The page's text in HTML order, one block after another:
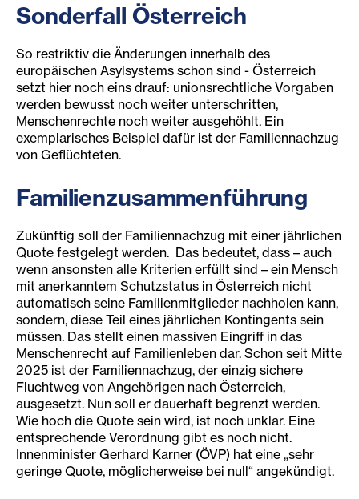
Sonderfall Österreich
So restriktiv die Änderungen innerhalb des
europäischen Asylsystems schon sind - Österreich
setzt hier noch eins drauf: unionsrechtliche Vorgaben
werden bewusst noch weiter unterschritten,
Menschenrechte noch weiter ausgehöhlt. Ein
exemplarisches Beispiel dafür ist der Familiennachzug
von Geflüchteten.
Familienzusammenführung
Zukünftig soll der Familiennachzug mit einer jährlichen
Quote festgelegt werden. Das bedeutet, dass – auch
wenn ansonsten alle Kriterien erfüllt sind – ein Mensch
mit anerkanntem Schutzstatus in Österreich nicht
automatisch seine Familienmitglieder nachholen kann,
sondern, diese Teil eines jährlichen Kontingents sein
müssen. Das stellt einen massiven Eingriff in das
Menschenrecht auf Familienleben dar. Schon seit Mitte
2025 ist der Familiennachzug, der einzig sichere
Fluchtweg von Angehörigen nach Österreich,
ausgesetzt. Nun soll er dauerhaft begrenzt werden.
Wie hoch die Quote sein wird, ist noch unklar. Eine
entsprechende Verordnung gibt es noch nicht.
Innenminister Gerhard Karner (ÖVP) hat eine „sehr
geringe Quote, möglicherweise bei null“ angekündigt.